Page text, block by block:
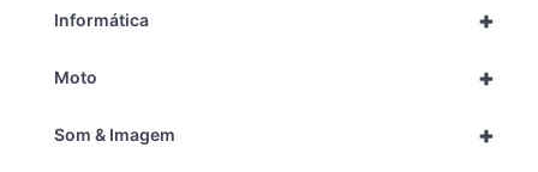
+
Informática
+
Moto
+
Som & Imagem